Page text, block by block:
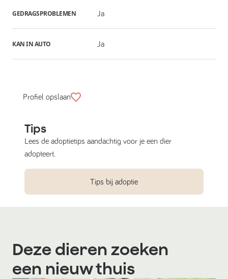
GEDRAGSPROBLEMEN Ja
KAN IN AUTO Ja
Profiel opslaan
Tips
Lees de adoptietips aandachtig voor je een dier
adopteert.
Tips bij adoptie
Deze dieren zoeken
een nieuw thuis